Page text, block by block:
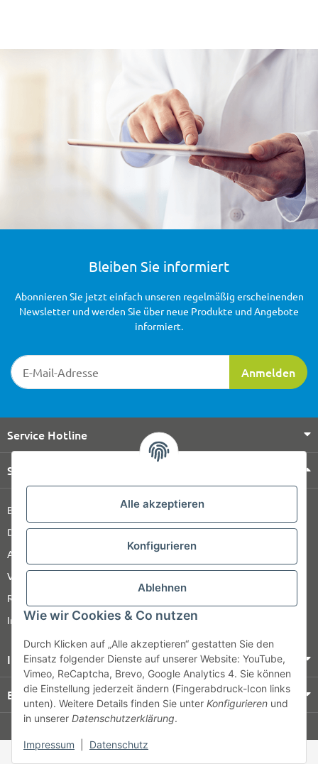
Alle akzeptieren
Konfigurieren
Ablehnen
Wie wir Cookies & Co nutzen
Durch Klicken auf „Alle akzeptieren“ gestatten Sie den
Einsatz folgender Dienste auf unserer Website: YouTube,
Vimeo, ReCaptcha, Brevo, Google Analytics 4. Sie können
die Einstellung jederzeit ändern (Fingerabdruck-Icon links
unten). Weitere Details finden Sie unter Konfigurieren und
in unserer Datenschutzerklärung.
Impressum Datenschutz
Bleiben Sie informiert
Newsletter-Registrierung
Anmelden
Abonnieren Sie jetzt einfach unseren regelmäßig erscheinenden
Newsletter und werden Sie über neue Produkte und Angebote
informiert.
Service Hotline
Shop Service
Barrierefreiheitserklärung
Datenschutz
AGB
Versandinformationen
Retour
Impressum
Informationen
Bezahlung & Versand
© HOZ MEDI WERK
* Alle Preise zzgl. gesetzlicher USt., zzgl.